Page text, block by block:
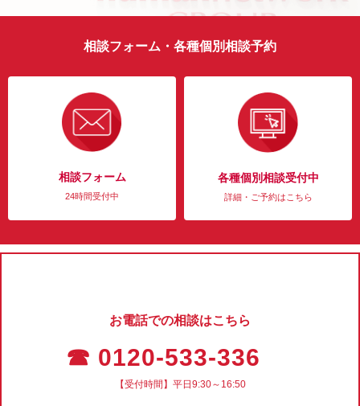
相談フォーム・各種個別相談予約
相談フォーム
24時間受付中
各種個別相談受付中
詳細・ご予約はこちら
お電話での相談はこちら
☎ 0120-533-336
【受付時間】平日9:30～16:50